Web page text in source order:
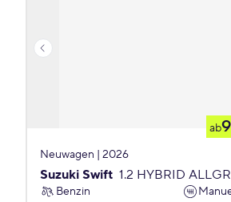
ab
Neuwagen | 2026
Suzuki Swift 1.2 HYBRID
Benzin